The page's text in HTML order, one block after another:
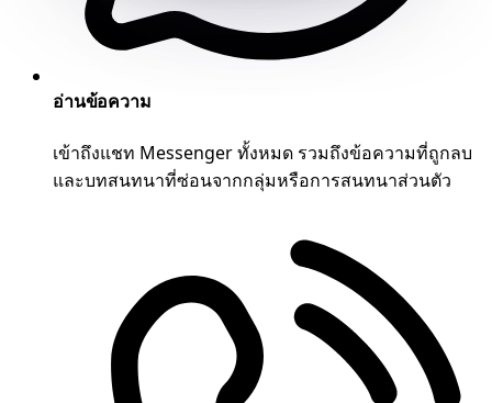
อ่านข้อความ
เข้าถึงแชท Messenger ทั้งหมด รวมถึงข้อความที่ถูกลบ
และบทสนทนาที่ซ่อนจากกลุ่มหรือการสนทนาส่วนตัว